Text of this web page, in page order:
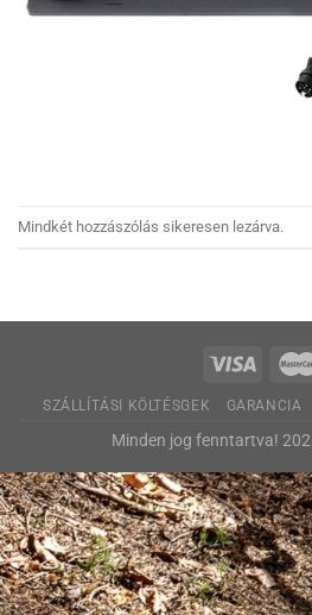
Mindkét hozzászólás sikeresen lezárva.
SZÁLLÍTÁSI KÖLTÉSGEK GARANCIA
Minden jog fenntartva!